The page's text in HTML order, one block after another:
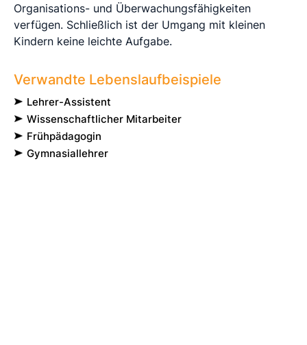
Organisations- und Überwachungsfähigkeiten
verfügen. Schließlich ist der Umgang mit kleinen
Kindern keine leichte Aufgabe.
Verwandte Lebenslaufbeispiele
Lehrer-Assistent
Wissenschaftlicher Mitarbeiter
Frühpädagogin
Gymnasiallehrer